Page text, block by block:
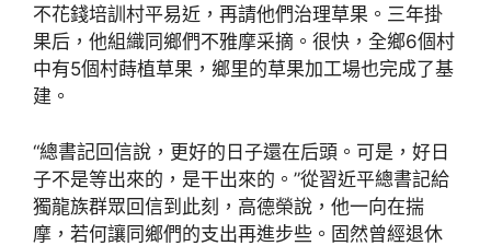
不花錢培訓村平易近，再請他們治理草果。三年掛
果后，他組織同鄉們不雅摩采摘。很快，全鄉6個村
中有5個村蒔植草果，鄉里的草果加工場也完成了基
建。
“總書記回信說，更好的日子還在后頭。可是，好日
子不是等出來的，是干出來的。”從習近平總書記給
獨龍族群眾回信到此刻，高德榮說，他一向在揣
摩，若何讓同鄉們的支出再進步些。固然曾經退休